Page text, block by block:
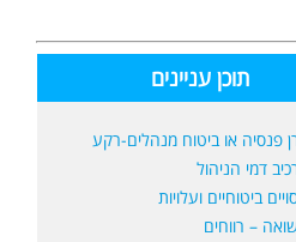
תוכן עניינים
פנסיה או ביטוח מנהלים-רקע
דמי הניהול
ביטוחיים ועלויות
– רווחים